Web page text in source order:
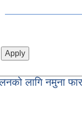
लागि नमुना